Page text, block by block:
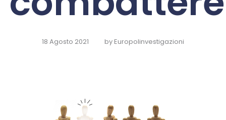
18 Agosto 2021 by Europolinvestigazioni